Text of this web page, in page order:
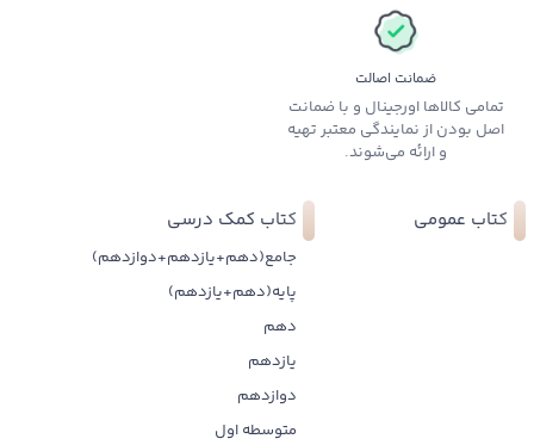
ضمانت اصالت
تمامی کالاها اورجینال و با ضمانت
اصل بودن از نمایندگی معتبر تهیه
و ارائه می‌شوند.
کتاب عمومی کتاب کمک درسی
جامع(دهم+یازدهم+دوازدهم)
پایه(دهم+یازدهم)
دهم
یازدهم
دوازدهم
متوسطه اول